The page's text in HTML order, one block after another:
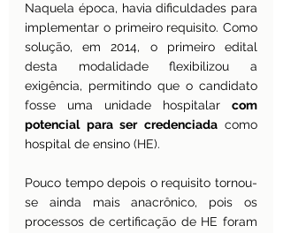
Naquela época, havia dificuldades para
implementar o primeiro requisito. Como
solução, em 2014, o primeiro edital
desta modalidade flexibilizou a
exigência, permitindo que o candidato
fosse uma unidade hospitalar com
potencial para ser credenciada como
hospital de ensino (HE).
Pouco tempo depois o requisito tornou-
se ainda mais anacrônico, pois os
processos de certificação de HE foram